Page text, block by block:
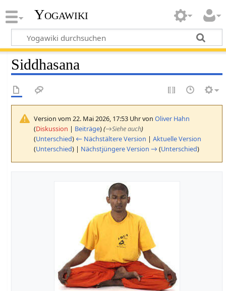
Yogawiki
Siddhasana
Version vom 22. Mai 2026, 17:53 Uhr vonOliver Hahn
(Diskussion | Beiträge)(→Siehe auch)
(Unterschied) ← Nächstältere Version |Aktuelle Version
(Unterschied) | Nächstjüngere Version → (Unterschied)